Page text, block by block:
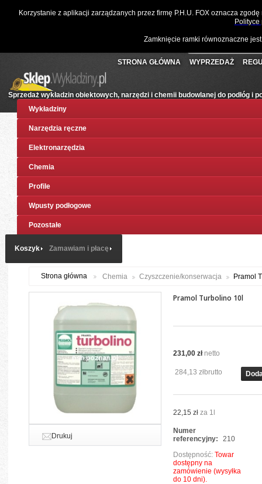
Korzystanie z aplikacji zarządzanych przez firmę P.H.U. FOX oznacza
Zamknięcie ramki równoznaczne
Sprzedaż wykładzin obiektowych, narzędzi i chemii budowlanej do podłóg i
☎061 811 10 03 📧sklep@wykladziny.pl
Twoje konto
STRONA GŁÓWNA WYPRZEDAŻ
Wykładziny
Narzędzia ręczne
Elektronarzędzia
Chemia
Profile
Wpusty podłogowe
Pozostałe
Waluta:
Polski
Strona główna Chemia Czyszczenie/konserwacja Pramol
Drukuj
Pramol Turbolino 10l
231,00 złnetto
284,13 złbrutto
22,15 złza 1l
Numer
referencyjny:
210
Dostępność: Towar
dostępny na
zamówienie (wysyłka
do 10 dni).
Koszyk Zamawiam i płacę